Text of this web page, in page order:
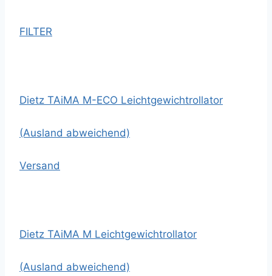
FILTER
Dietz TAiMA M-ECO Leichtgewichtrollator
(Ausland abweichend)
Versand
Dietz TAiMA M Leichtgewichtrollator
(Ausland abweichend)